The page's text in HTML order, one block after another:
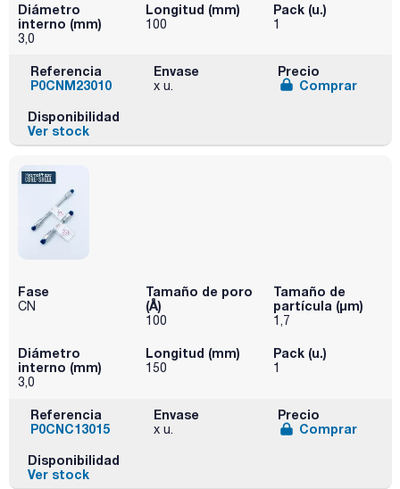
Diámetro
interno (mm)
3,0
Longitud (mm)
100
Pack (u.)
1
Referencia
P0CNM23010
Envase
x u.
Precio
Comprar
Disponibilidad
Ver stock
Fase
CN
Tamaño de poro
(Å)
100
Tamaño de
partícula (μm)
1,7
Diámetro
interno (mm)
3,0
Longitud (mm)
150
Pack (u.)
1
Referencia
P0CNC13015
Envase
x u.
Precio
Comprar
Disponibilidad
Ver stock